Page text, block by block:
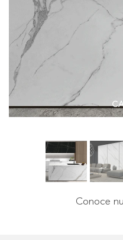
Conoce